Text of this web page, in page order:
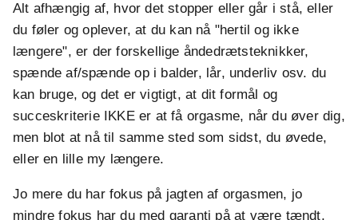
Alt afhængig af, hvor det stopper eller går i stå, eller
du føler og oplever, at du kan nå "hertil og ikke
længere", er der forskellige åndedrætsteknikker,
spænde af/spænde op i balder, lår, underliv osv. du
kan bruge, og det er vigtigt, at dit formål og
succeskriterie IKKE er at få orgasme, når du øver dig,
men blot at nå til samme sted som sidst, du øvede,
eller en lille my længere.
Jo mere du har fokus på jagten af orgasmen, jo
mindre fokus har du med garanti på at være tændt,